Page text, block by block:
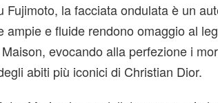
la facciata ondulata è un
e fluide rendono omaggio al
evocando alla perfezione i
abiti più iconici di Christian Dior.